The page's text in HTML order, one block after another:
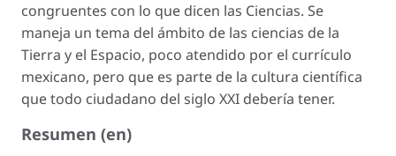
congruentes con lo que dicen las Ciencias. Se
maneja un tema del ámbito de las ciencias de la
Tierra y el Espacio, poco atendido por el currículo
mexicano, pero que es parte de la cultura científica
que todo ciudadano del siglo XXI debería tener.
Resumen (en)